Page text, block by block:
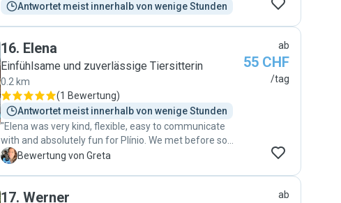
Antwortet meist innerhalb von wenige Stunden
16. Elena
Einfühlsame und zuverlässige Tiersitterin
0.2 km
(1 Bewertung)
Antwortet meist innerhalb von wenige Stunden
"Elena was very kind, flexible, easy to communicate
with and absolutely fun for Plínio. We met before so
she could meet Plínio and explain how to treat him, and
recommended!"
G Bewertung von Greta
ab
55 CHF
/tag
17. Werner ab